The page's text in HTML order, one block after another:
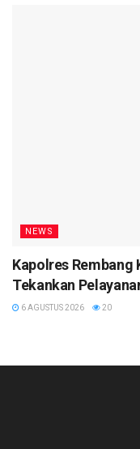
NEWS
Kapolres Rembang
Tekankan
6 AGUSTUS 2026 20